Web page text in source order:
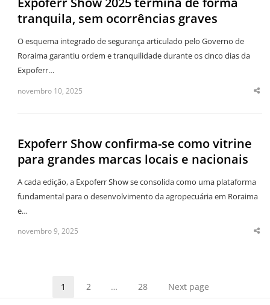
tranquila, sem ocorrências graves
O esquema integrado de segurança articulado pelo Governo de
Roraima garantiu ordem e tranquilidade durante os cinco dias da
Expoferr…
novembro 10, 2025
Expoferr Show confirma-se como vitrine
para grandes marcas locais e nacionais
A cada edição, a Expoferr Show se consolida como uma plataforma
fundamental para o desenvolvimento da agropecuária em Roraima
e…
novembro 9, 2025
Page
1 Page
2 … 28 Next page